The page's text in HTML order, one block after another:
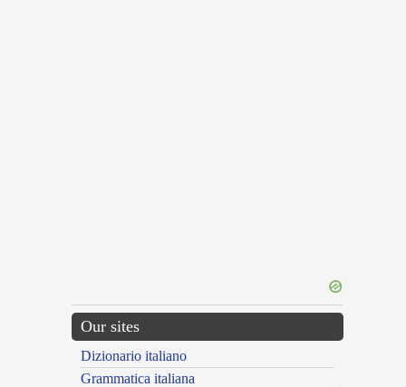
Our sites
Dizionario italiano
Grammatica italiana